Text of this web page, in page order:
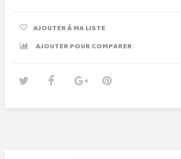
AJOUTER À MA LISTE
AJOUTER POUR COMPARER